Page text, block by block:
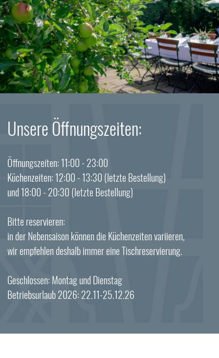
Unsere Öffnungszeiten:
Öffnungszeiten: 11:00 - 23:00
Küchenzeiten: 12:00 - 13:30 (letzte Bestellung)
und 18:00 - 20:30 (letzte Bestellung)
Bitte reservieren:
in der Nebensaison können die Küchenzeiten variieren,
wir empfehlen deshalb immer eine Tischreservierung.
Geschlossen: Montag und Dienstag
Betriebsurlaub 2026: 22.11-25.12.26